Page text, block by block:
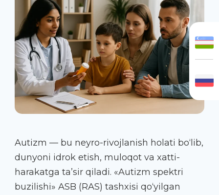
Autizm — bu neyro-rivojlanish holati bo‘lib,
dunyoni idrok etish, muloqot va xatti-
harakatga ta’sir qiladi. «Autizm spektri
buzilishi» ASB (RAS) tashxisi qo‘yilgan